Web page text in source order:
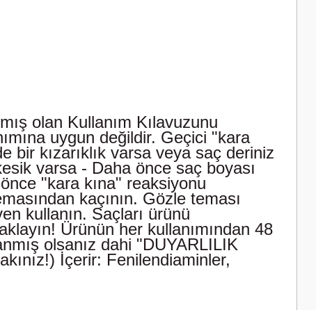
olan Kullanım Kılavuzunu
uygun değildir. Geçici "kara
bir kızarıklık varsa veya saç deriniz
varsa - Daha önce saç boyası
"kara kına" reaksiyonu
kaçının. Gözle teması
kullanın. Saçları ürünü
Ürünün her kullanımından 48
olsanız dahi "DUYARLILIK
İçerir: Fenilendiaminler,